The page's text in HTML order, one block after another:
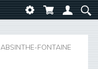
ABSINTHE-FONTAINE